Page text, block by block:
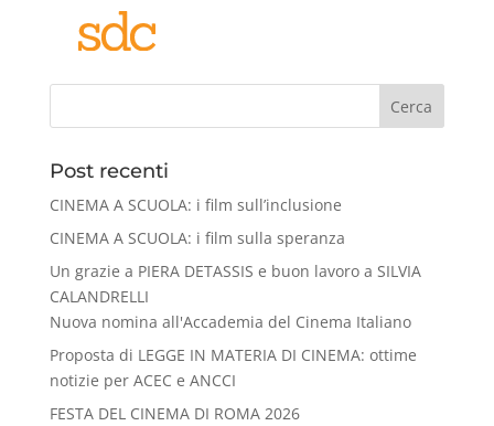
Cerca
Post recenti
CINEMA A SCUOLA: i film sull’inclusione
CINEMA A SCUOLA: i film sulla speranza
Un grazie a PIERA DETASSIS e buon lavoro a SILVIA
CALANDRELLI
Nuova nomina all'Accademia del Cinema Italiano
Proposta di LEGGE IN MATERIA DI CINEMA: ottime
notizie per ACEC e ANCCI
FESTA DEL CINEMA DI ROMA 2026